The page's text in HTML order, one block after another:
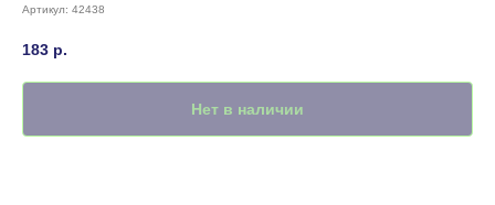
Артикул: 42438
183 р.
Нет в наличии